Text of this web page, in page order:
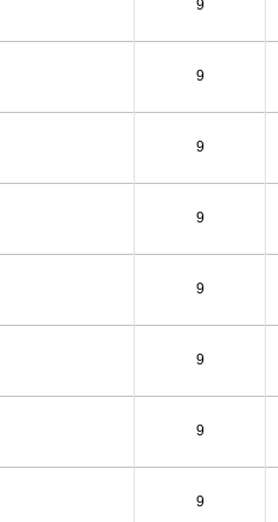
9
9
9
9
9
9
9
9